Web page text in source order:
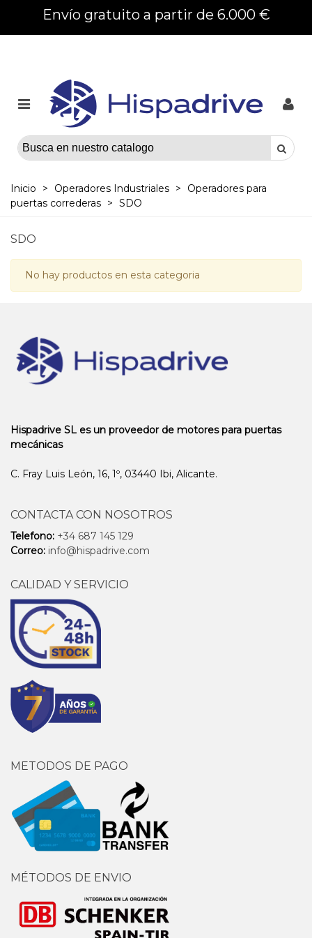
Envío gratuito a partir de 6.000 €
Inicio > Operadores Industriales >
Operadores para
puertas correderas > SDO
SDO
No hay productos en esta categoria
Hispadrive SL es un proveedor de motores para puertas
mecánicas
C. Fray Luis León, 16, 1º, 03440 Ibi, Alicante.
CONTACTA CON NOSOTROS
Telefono: +34 687 145 129
Correo: info@hispadrive.com
CALIDAD Y SERVICIO
METODOS DE PAGO
MÉTODOS DE ENVIO